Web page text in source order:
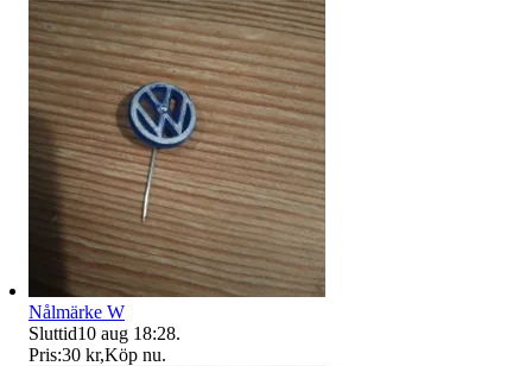
Nålmärke W
Sluttid10 aug 18:28.
Pris:30 kr,Köp nu.